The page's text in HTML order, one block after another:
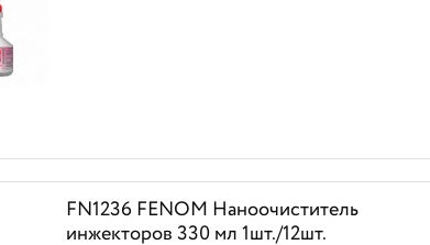
FN1236 FENOM Наноочиститель
инжекторов 330 мл 1шт./12шт.